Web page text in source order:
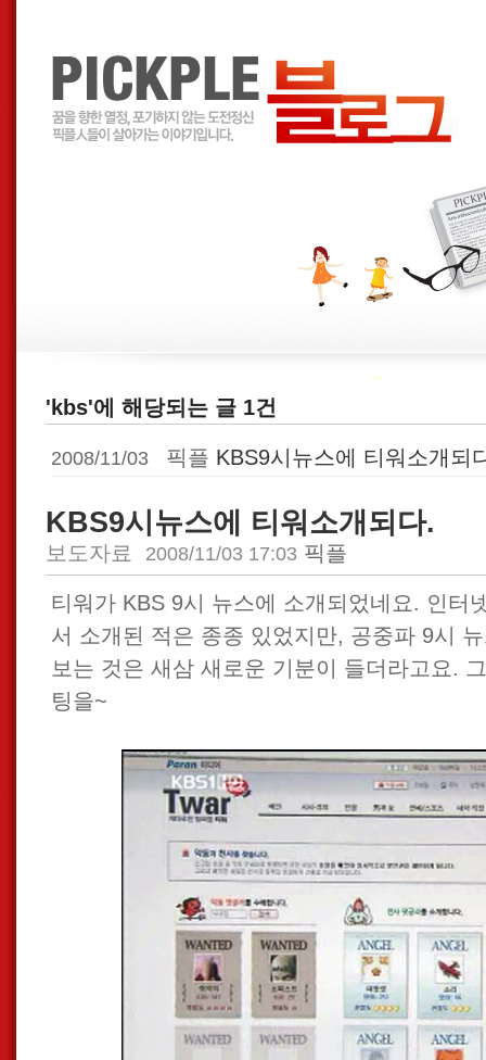
'kbs'에 해당되는 글 1건
2008/11/03 픽플 KBS9시뉴스에 티워소개되
KBS9시뉴스에 티워소개되다.
보도자료 2008/11/03 17:03 픽플
티워가 KBS 9시 뉴스에 소개되었네요. 인터
서 소개된 적은 종종 있었지만, 공중파 9시
보는 것은 새삼 새로운 기분이 들더라고요.
팅을~